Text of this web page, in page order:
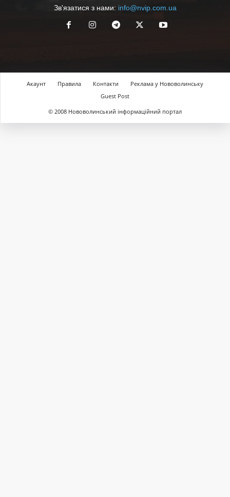
Зв'язатися з нами: info@nvip.com.ua
Акаунт Правила Контакти
Реклама у Нововолинську
Guest Post
© 2008 Нововолинський інформаційний портал